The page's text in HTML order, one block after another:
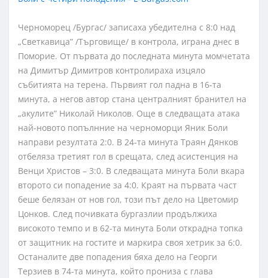
Черноморец /Бургас/ записаха убедителна с 8:0 над
„Светкавица” /Търговище/ в контрола, играна днес в
Поморие. От първата до последната минута момчетата
на Димитър Димитров контролираха изцяло
събитията на терена. Първият гол падна в 16-та
минута, а негов автор стана централният бранител на
„акулите” Николай Николов. Още в следващата атака
най-новото попълнние на черноморци Яник Боли
направи резултата 2:0. В 24-та минута Траян Дянков
отбеляза третият гол в срещата, след асистенция на
Венци Христов – 3:0. В следващата минута Боли вкара
второто си попадение за 4:0. Краят на първата част
беше белязан от нов гол, този път дело на Цветомир
Цонков. След почивката бургазлии продължиха
високото темпо и в 62-та минута Боли открадна топка
от защитник на гостите и маркира своя хетрик за 6:0.
Останалите две попадения бяха дело на Георги
Терзиев в 74-та минута, който прониза с глава